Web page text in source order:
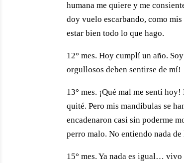
humana me quiere y me
doy vuelo escarbando, como
estar bien todo lo que hago.
12° mes. Hoy cumplí un año.
orgullosos deben sentirse de mí!
13° mes. ¡Qué mal me sentí
quité. Pero mis mandíbulas se
encadenaron casi sin poderme
perro malo. No entiendo nada de
15° mes. Ya nada es igual…